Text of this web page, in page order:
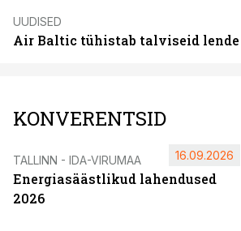
UUDISED
Air Baltic tühistab talviseid lende
KONVERENTSID
TALLINN - IDA-VIRUMAA
Energiasäästlikud lahendused
2026
16.09.2026